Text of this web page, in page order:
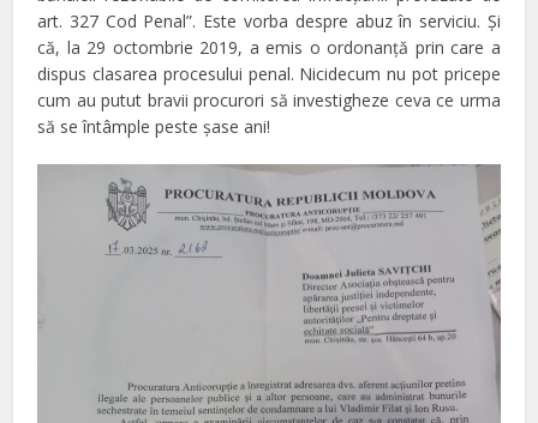
art. 327 Cod Penal”. Este vorba despre abuz în serviciu. Şi
că, la 29 octombrie 2019, a emis o ordonanţă prin care a
dispus clasarea procesului penal. Nicidecum nu pot pricepe
cum au putut bravii procurori să investigheze ceva ce urma
să se întâmple peste şase ani!